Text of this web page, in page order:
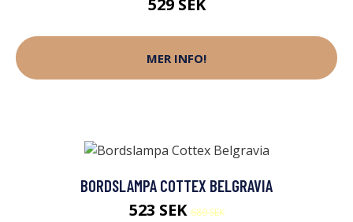
529 SEK
MER INFO!
BORDSLAMPA COTTEX BELGRAVIA
523 SEK689 SEK